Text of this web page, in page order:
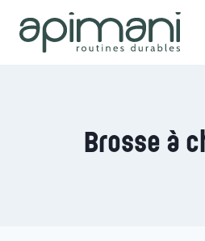
contenu
Brosse à